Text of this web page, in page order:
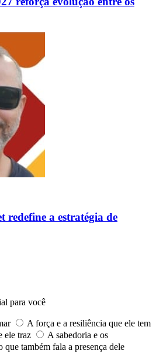
redefine a estratégia de
para você
A força e a resiliência que ele tem
ele traz
A sabedoria e os
que também fala a presença dele